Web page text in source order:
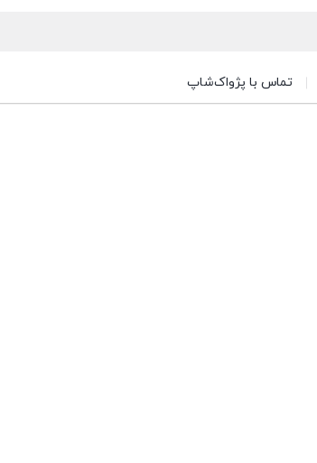
تماس با پژواک‌شاپ